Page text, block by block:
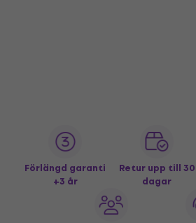
Förlängd garanti
+3 år
Retur upp till 30
dagar